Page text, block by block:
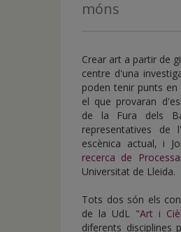
de
inicio
móns
Crear art a partir de
centre d'una
poden tenir punts
el que provaran
de la Fura dels
representatives de
escènica actual, i
recerca de
Universitat de Lleida.
Tots dos són els
de la UdL "Art i
diferents disciplines